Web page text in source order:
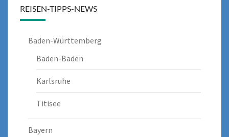
REISEN-TIPPS-NEWS
Baden-Württemberg
Baden-Baden
Karlsruhe
Titisee
Bayern